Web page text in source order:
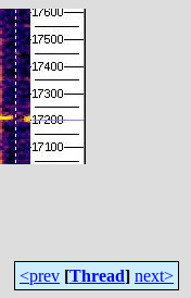
<prev [Thread] next>